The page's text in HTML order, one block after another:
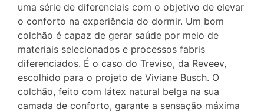
uma série de diferenciais com o objetivo de elevar
o conforto na experiência do dormir. Um bom
colchão é capaz de gerar saúde por meio de
materiais selecionados e processos fabris
diferenciados. É o caso do Treviso, da Reveev,
escolhido para o projeto de Viviane Busch. O
colchão, feito com látex natural belga na sua
camada de conforto, garante a sensação máxima